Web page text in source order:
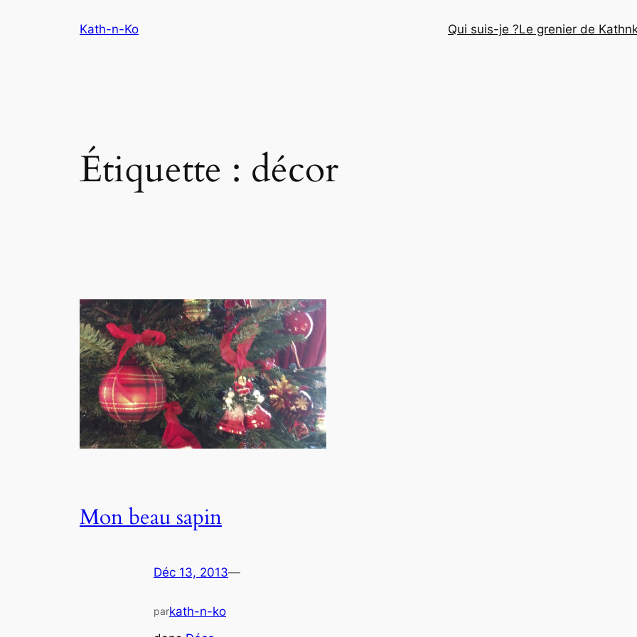
Kath-n-Ko Qui suis-je ?Le grenier de
Étiquette : décor
Mon beau sapin
Déc 13, 2013—
parkath-n-ko